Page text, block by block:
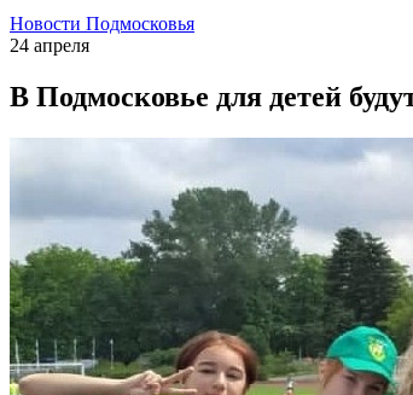
Новости Подмосковья
24 апреля
В Подмосковье для детей